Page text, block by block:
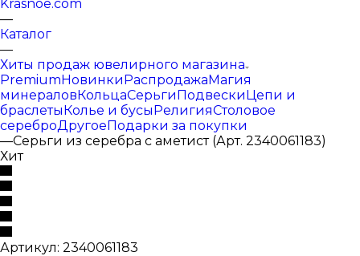
Krasnoe.com
—
Каталог
—
Хиты продаж ювелирного магазина
PremiumНовинкиРаспродажаМагия
минераловКольцаСерьгиПодвескиЦепи и
браслетыКолье и бусыРелигияСтоловое
сереброДругоеПодарки за покупки
—Серьги из серебра с аметист (Арт. 2340061183)
Хит
Артикул: 2340061183